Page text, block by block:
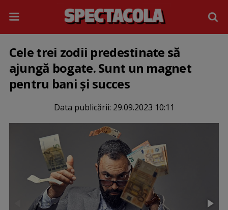
Cele trei zodii predestinate să
ajungă bogate. Sunt un magnet
pentru bani și succes
Data publicării: 29.09.2023 10:11